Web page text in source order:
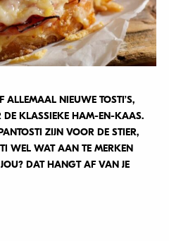
ALLEMAAL NIEUWE TOSTI’S,
DE KLASSIEKE HAM-EN-KAAS.
ZIJN VOOR DE STIER,
WEL WAT AAN TE MERKEN
DAT HANGT AF VAN JE